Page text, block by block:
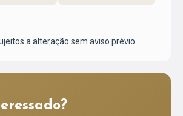
a alteração sem aviso prévio.